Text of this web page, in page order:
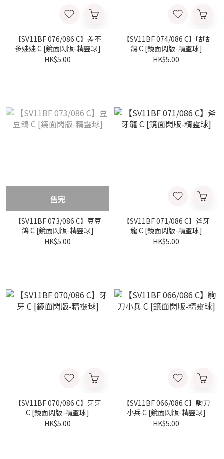
【SV11BF 076/086 C】差不
多娃娃 C [鏡面閃版-精靈球]
HK$5.00
【SV11BF 074/086 C】咕咕
鴿 C [鏡面閃版-精靈球]
HK$5.00
售完
【SV11BF 073/086 C】豆豆
鴿 C [鏡面閃版-精靈球]
HK$5.00
【SV11BF 071/086 C】斧牙
龍 C [鏡面閃版-精靈球]
HK$5.00
【SV11BF 070/086 C】牙牙
C [鏡面閃版-精靈球]
HK$5.00
【SV11BF 066/086 C】駒刀
小兵 C [鏡面閃版-精靈球]
HK$5.00